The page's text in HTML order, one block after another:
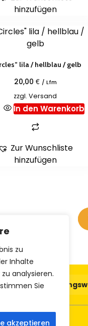
zu
Inhalte
analysieren.
Sie
akzeptieren
hinzufügen
lila / hellblau / gelb
20,00 € / Lfm
zzgl.Versand
In den Warenkorb
Zur Wunschliste
hinzufügen